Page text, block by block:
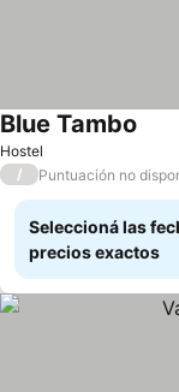
Hostel
Blue Tambo
/ Puntuación no
Seleccioná las
precios exactos